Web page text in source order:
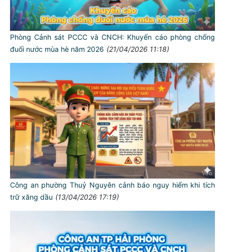
Phòng Cảnh sát PCCC và CNCH: Khuyến cáo phòng chống
đuối nước mùa hè năm 2026 (21/04/2026 11:18)
Công an phường Thuỷ Nguyên cảnh báo nguy hiểm khi tích
trữ xăng dầu (13/04/2026 17:19)